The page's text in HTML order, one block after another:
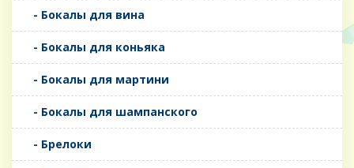
- Бокалы для вина
- Бокалы для коньяка
- Бокалы для мартини
- Бокалы для шампанского
- Брелоки